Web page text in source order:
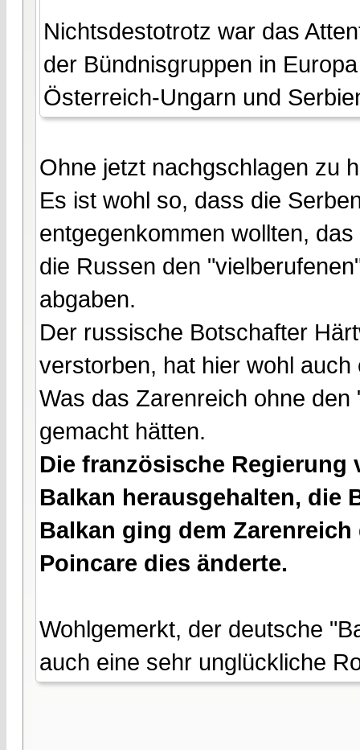
Nichtsdestotrotz war das
der Bündnisgruppen in
Österreich-Ungarn und
Ohne jetzt nachgschlagen zu
Es ist wohl so, dass die
entgegenkommen wollten,
die Russen den
abgaben.
Der russische Botschafter
verstorben, hat hier wohl
Was das Zarenreich ohne
gemacht hätten.
Die französische
Balkan herausgehalten, die
Balkan ging dem
Poincare dies änderte.
Wohlgemerkt, der deutsche
auch eine sehr unglückliche